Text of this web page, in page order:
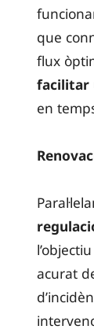
que
flux
facilitar
en
acurat